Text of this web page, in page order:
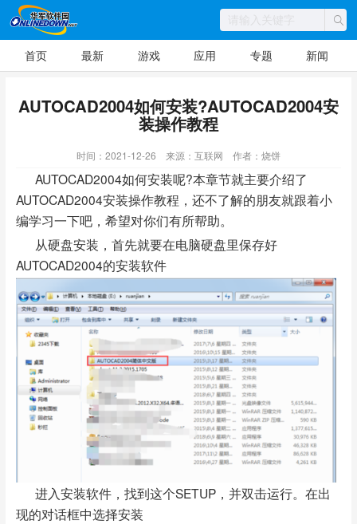
首页 最新 游戏 应用 专题 新闻
AUTOCAD2004如何安装?AUTOCAD2004安
装操作教程
时间：2021-12-26 来源：互联网 作者：烧饼
AUTOCAD2004如何安装呢?本章节就主要介绍了
AUTOCAD2004安装操作教程，还不了解的朋友就跟着小
编学习一下吧，希望对你们有所帮助。
从硬盘安装，首先就要在电脑硬盘里保存好
AUTOCAD2004的安装软件
进入安装软件，找到这个SETUP，并双击运行。在出
现的对话框中选择安装